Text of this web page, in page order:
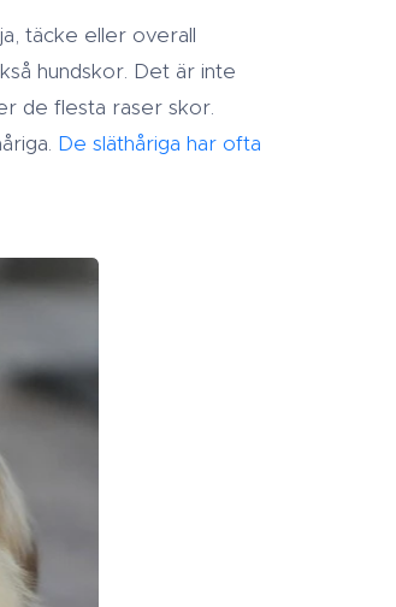
täcke eller overall
hundskor. Det är inte
de flesta raser skor.
De släthåriga har ofta